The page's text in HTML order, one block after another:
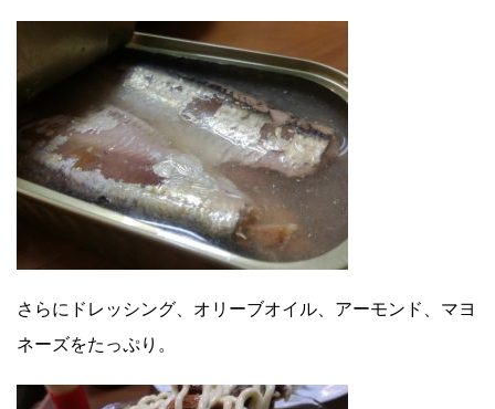
さらにドレッシング、オリーブオイル、アーモンド、マヨ
ネーズをたっぷり。